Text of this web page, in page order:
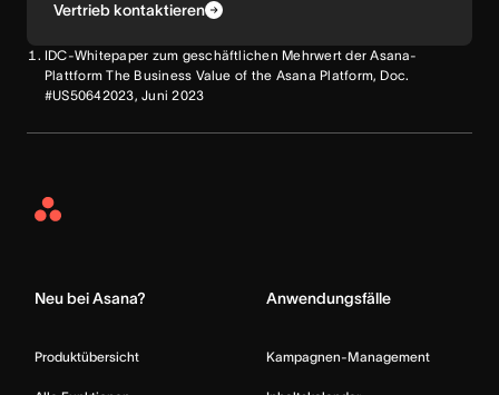
Vertrieb kontaktieren
IDC-Whitepaper zum geschäftlichen Mehrwert der Asana-
Plattform The Business Value of the Asana Platform, Doc.
#US50642023, Juni 2023
Asana
Neu bei Asana?
Produktübersicht
Anwendungsfälle
Kampagnen-Management